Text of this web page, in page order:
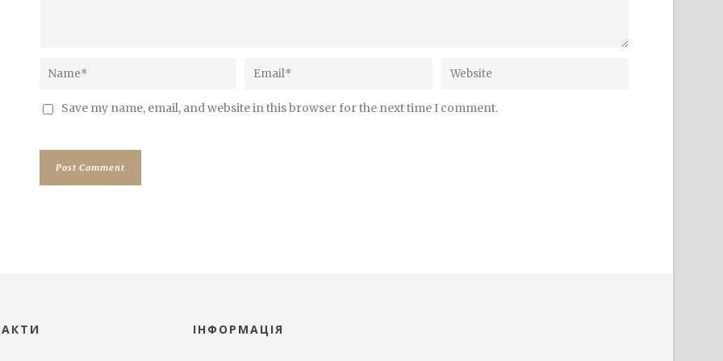
Save my name, email, and website in this browser for the next time I comment.
ІНФОРМАЦІЯ